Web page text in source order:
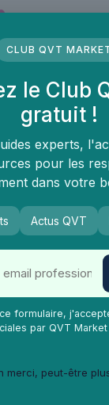
CLUB QVT
le Club
gratuit !
experts,
pour les
dans votre
Actus QVT
formulaire,
par QVT
merci, peut-être
cookies